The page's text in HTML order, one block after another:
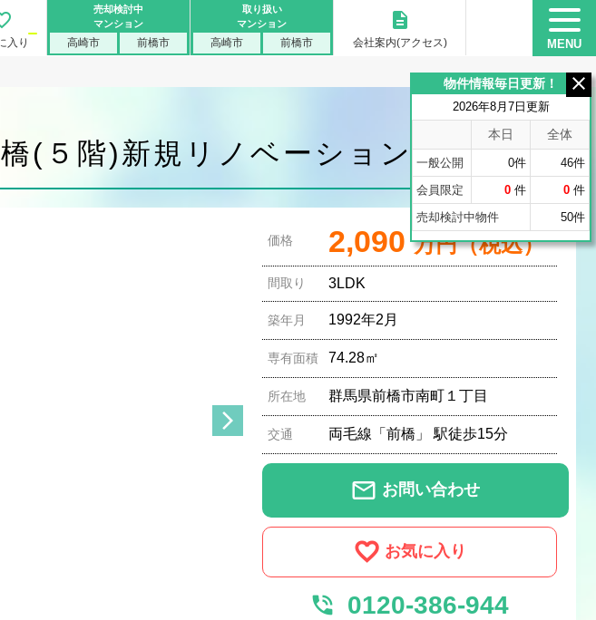
MENU
入り
売却検討中
マンション
高崎市 前橋市
取り扱い
マンション
高崎市 前橋市
description
会社案内(アクセス)
(５階)新規リノベーション、南向き
arrow_forward_ios
価格 2,090万円（税込）
間取り 3LDK
築年月 1992年2月
専有面積 74.28㎡
所在地 群馬県前橋市南町１丁目
交通 両毛線「前橋」 駅徒歩15分
mail_outline お問い合わせ
お気に入り
phone_in_talk 0120-386-944
close
物件情報毎日更新！
2026年8月7日更新
本日 全体
一般公開 0件
46件
会員限定
0件 0件
売却検討中物件
50件